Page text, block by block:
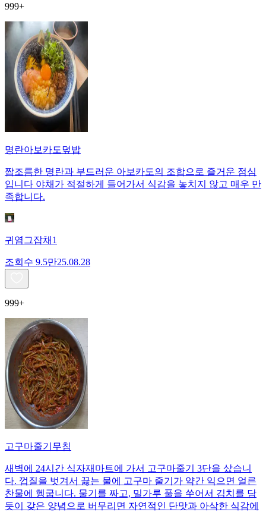
999+
명란아보카도덮밥
짭조름한 명란과 부드러운 아보카도의 조합으로 즐거운 점심
입니다 야채가 적절하게 들어가서 식감을 놓치지 않고 매우 만
족합니다.
귀염그잡채1
조회수 9.5만25.08.28
999+
고구마줄기무침
새벽에 24시간 식자재마트에 가서 고구마줄기 3단을 샀습니
다. 껍질을 벗겨서 끓는 물에 고구마 줄기가 약간 익으면 얼른
찬물에 헹굽니다. 물기를 짜고, 밀가루 풀을 쑤어서 김치를 담
듯이 갖은 양념으로 버무리면 자연적인 단맛과 아삭한 식감에